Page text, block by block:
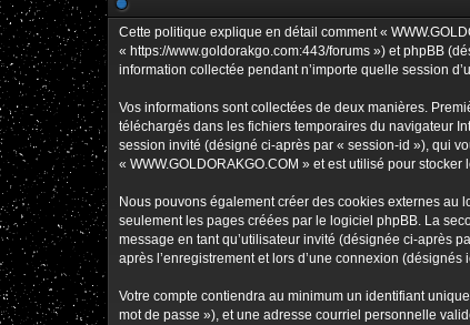
Cette politique explique en détail comment «
« https://www.goldorakgo.com:443/forums ») et phpBB
information collectée pendant n’importe quelle session
Vos informations sont collectées de deux manières.
téléchargés dans les fichiers temporaires du navigateur
session invité (désigné ci-après par « session-id »), qui
« WWW.GOLDORAKGO.COM » et est utilisé pour
Nous pouvons également créer des cookies externes au
seulement les pages créées par le logiciel phpBB. La
message en tant qu’utilisateur invité (désignée ci-après
après l’enregistrement et lors d’une connexion (désignés
Votre compte contiendra au minimum un identifiant
mot de passe »), et une adresse courriel personnelle